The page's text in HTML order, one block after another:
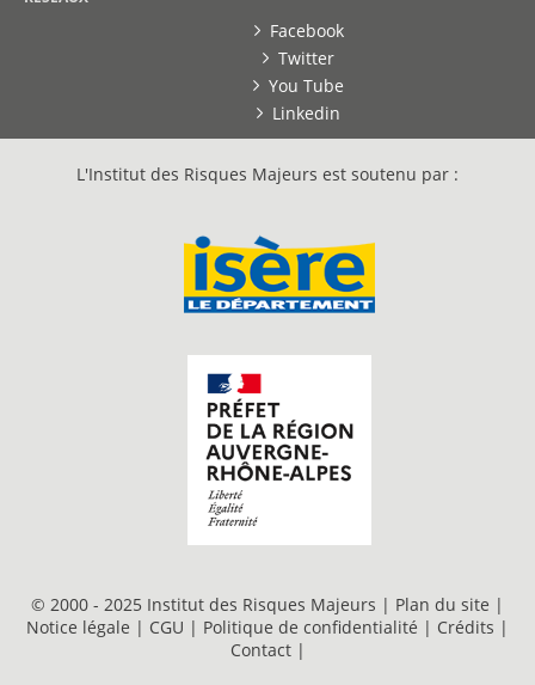
Facebook
Twitter
You Tube
Linkedin
L'Institut des Risques Majeurs est soutenu par :
© 2000 - 2025 Institut des Risques Majeurs | Plan du site |
Notice légale | CGU | Politique de confidentialité | Crédits |
Contact |